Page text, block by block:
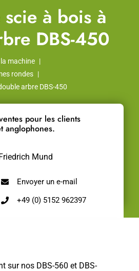
scie à bois à
DBS-450
machine
rondes
arbre DBS-450
pour les clients
anglophones.
Mund
Envoyer un e-mail
+49 (0) 5152 962397
sur nos DBS-560 et DBS-